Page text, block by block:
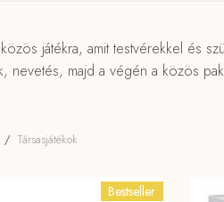
játékra, amit testvérekkel és
nevetés, majd a végén a közös
Társasjátékok
Bestseller